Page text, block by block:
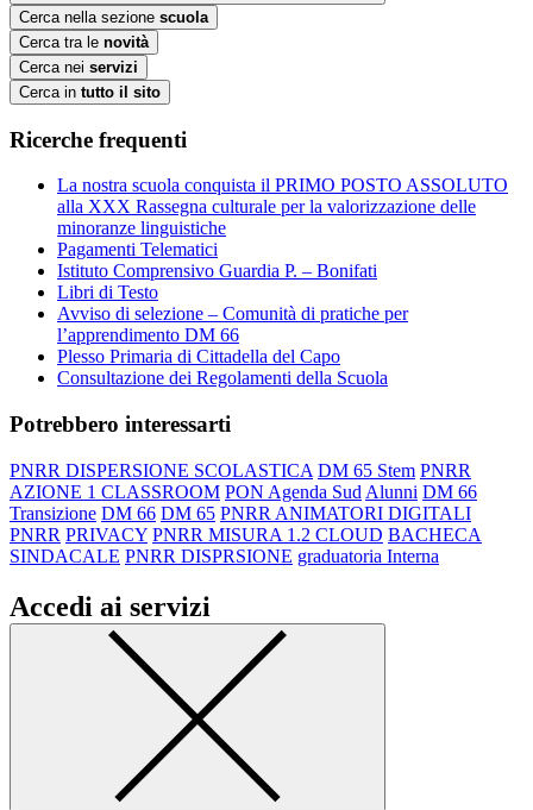
Cerca nella sezione scuola
Cerca tra le novità
Cerca nei servizi
Cerca in tutto il sito
Ricerche frequenti
La nostra scuola conquista il PRIMO POSTO ASSOLUTO
alla XXX Rassegna culturale per la valorizzazione delle
minoranze linguistiche
Pagamenti Telematici
Istituto Comprensivo Guardia P. – Bonifati
Libri di Testo
Avviso di selezione – Comunità di pratiche per
l’apprendimento DM 66
Plesso Primaria di Cittadella del Capo
Consultazione dei Regolamenti della Scuola
Potrebbero interessarti
PNRR DISPERSIONE SCOLASTICA DM 65 Stem PNRR
AZIONE 1 CLASSROOM PON Agenda Sud Alunni DM 66
Transizione DM 66 DM 65 PNRR ANIMATORI DIGITALI
PNRR PRIVACY PNRR MISURA 1.2 CLOUD BACHECA
SINDACALE PNRR DISPRSIONE graduatoria Interna
Accedi ai servizi